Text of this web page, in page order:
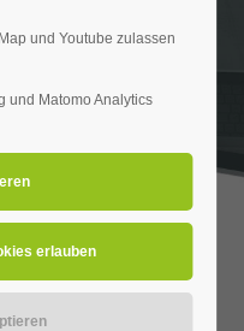
Außenwerbung
und Youtube zulassen
und Matomo Analytics